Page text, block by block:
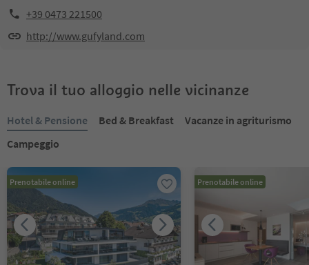
+39 0473 221500
http://www.gufyland.com
Trova il tuo alloggio nelle vicinanze
Hotel & Pensione Bed & Breakfast
Vacanze in agriturismo
Campeggio
Prenotabile online Prenotabile online